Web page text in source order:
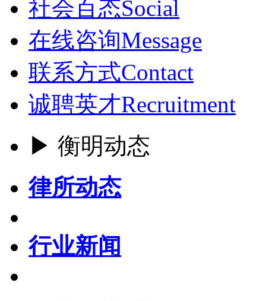
社会百态Social
在线咨询Message
联系方式Contact
诚聘英才Recruitment
▶ 衡明动态
律所动态
行业新闻